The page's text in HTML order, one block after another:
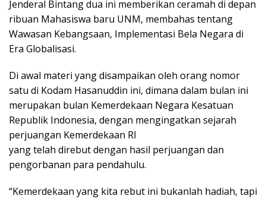
Jenderal Bintang dua ini memberikan ceramah di depan
ribuan Mahasiswa baru UNM, membahas tentang
Wawasan Kebangsaan, Implementasi Bela Negara di
Era Globalisasi.
Di awal materi yang disampaikan oleh orang nomor
satu di Kodam Hasanuddin ini, dimana dalam bulan ini
merupakan bulan Kemerdekaan Negara Kesatuan
Republik Indonesia, dengan mengingatkan sejarah
perjuangan Kemerdekaan RI
yang telah direbut dengan hasil perjuangan dan
pengorbanan para pendahulu.
“Kemerdekaan yang kita rebut ini bukanlah hadiah, tapi